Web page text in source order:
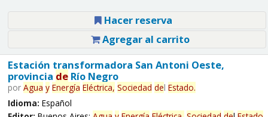
Hacer reserva
Agregar al carrito
Estación transformadora San Antoni Oeste,
provincia deRío Negro
por Agua y Energía Eléctrica, Sociedad del Estado.
Idioma: Español